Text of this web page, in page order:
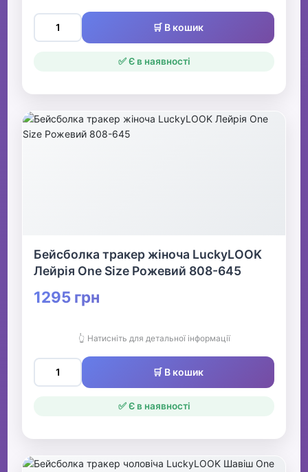
🛒 В кошик
✅ Є в наявності
Бейсболка тракер жіноча LuckyLOOK
Лейрія One Size Рожевий 808-645
1295 грн
👆 Натисніть для детальної інформації
🛒 В кошик
✅ Є в наявності